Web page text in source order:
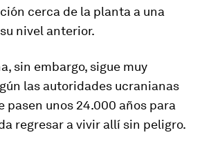
cerca de la planta a una
nivel anterior.
sin embargo, sigue muy
las autoridades ucranianas
pasen unos 24.000 años para
regresar a vivir allí sin peligro.